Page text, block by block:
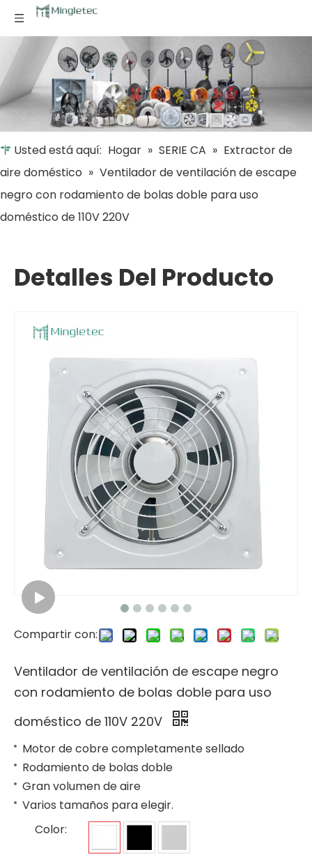
Usted está aquí: Hogar » SERIE CA » Extractor de
aire doméstico » Ventilador de ventilación de escape
negro con rodamiento de bolas doble para uso
doméstico de 110V 220V
Detalles Del Producto
Compartir con:
Ventilador de ventilación de escape negro
con rodamiento de bolas doble para uso
doméstico de 110V 220V
Motor de cobre completamente sellado
Rodamiento de bolas doble
Gran volumen de aire
Varios tamaños para elegir.
Color: